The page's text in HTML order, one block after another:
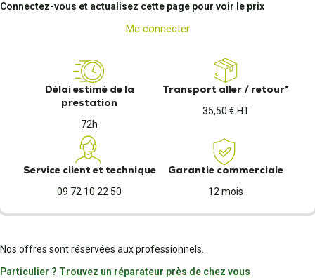
Connectez-vous et actualisez cette page pour voir le prix
Me connecter
Délai estimé de la
prestation
72h
Transport aller / retour*
35,50 € HT
Service client et technique
09 72 10 22 50
Garantie commerciale
12 mois
Nos offres sont réservées aux professionnels.
Particulier ? Trouvez un réparateur près de chez vous